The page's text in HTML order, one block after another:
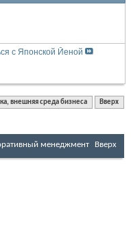
с Японской Йеной
внешняя среда бизнеса Вверх
менеджмент Вверх